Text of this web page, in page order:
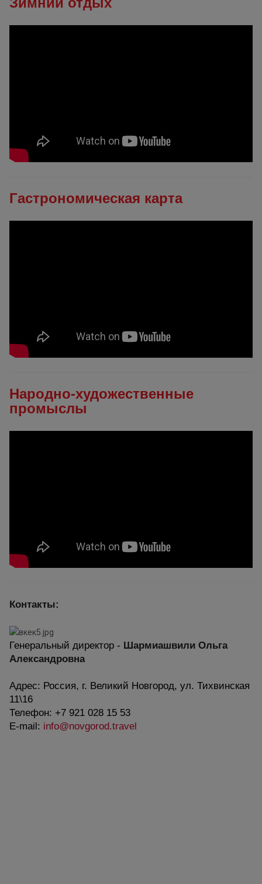
Гастрономическая карта
Народно-художественные
промыслы
Контакты:
Генеральный директор - Шармиашвили Ольга
Александровна
Адрес: Россия, г. Великий Новгород, ул. Тихвинская
11\16
Телефон: +7 921 028 15 53
E-mail: info@novgorod.travel